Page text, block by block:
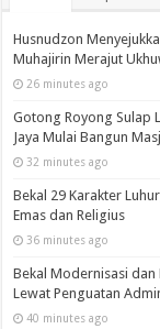
Husnudzon
Muhajirin Merajut
26 minutes ago
Gotong Royong Sulap
Jaya Mulai Bangun
32 minutes ago
Bekal 29 Karakter
Emas dan Religius
36 minutes ago
Bekal Modernisasi dan
Lewat Penguatan
40 minutes ago